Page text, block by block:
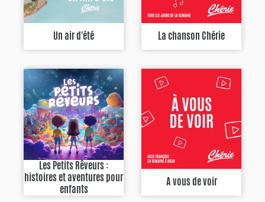
Un air d'été La chanson Chérie
Les Petits Rêveurs :
histoires et aventures pour
enfants
A vous de voir